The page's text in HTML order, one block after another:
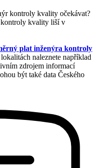
kontroly kvality očekávat?
kontroly kvality liší v
plat inženýra kontroly
naleznete například
zdrojem informací
být také data Českého